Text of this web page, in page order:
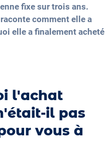
fixe sur trois ans.
comment elle a
elle a finalement acheté
l'achat
il pas
vous à